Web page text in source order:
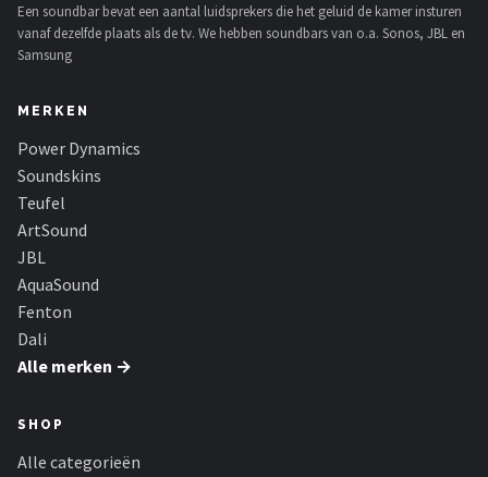
Een soundbar bevat een aantal luidsprekers die het geluid de kamer insturen
vanaf dezelfde plaats als de tv. We hebben soundbars van o.a. Sonos, JBL en
Samsung
MERKEN
Power Dynamics
Soundskins
Teufel
ArtSound
JBL
AquaSound
Fenton
Dali
Alle merken →
SHOP
Alle categorieën